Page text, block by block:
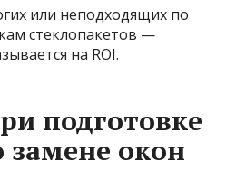
или неподходящих по
стеклопакетов —
на ROI.
подготовке
замене окон